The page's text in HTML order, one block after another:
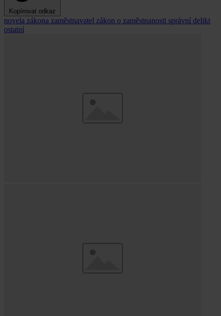
Kopírovat odkaz
novela zákona zaměstnavatel zákon o zaměstnanosti správní delikt
ostatní